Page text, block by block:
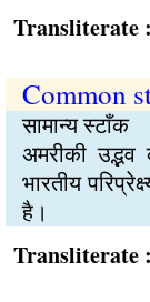
:
Common
सामान्य स्टाँक
अमरीकी
भारतीय
है।
: